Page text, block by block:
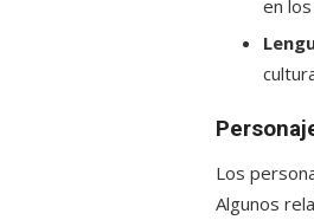
en
Los
Algunos